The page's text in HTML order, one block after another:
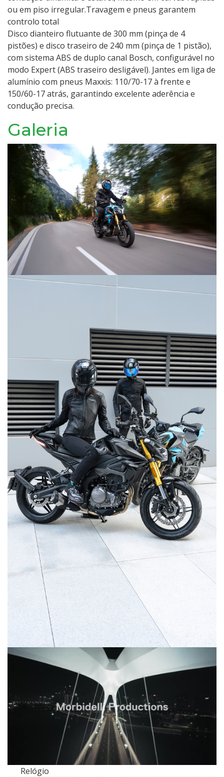
ou em piso irregular.Travagem e pneus garantem
controlo total
Disco dianteiro flutuante de 300 mm (pinça de 4
pistões) e disco traseiro de 240 mm (pinça de 1 pistão),
com sistema ABS de duplo canal Bosch, configurável no
modo Expert (ABS traseiro desligável). Jantes em liga de
alumínio com pneus Maxxis: 110/70-17 à frente e
150/60-17 atrás, garantindo excelente aderência e
condução precisa.
Galeria
Relógio